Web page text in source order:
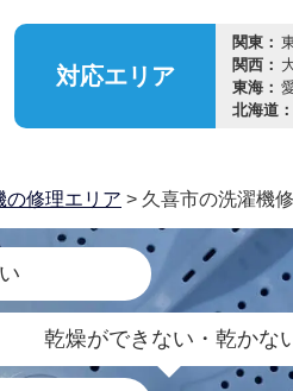
対応エリア
関東：
関西：
東海：
北海道：
の修理エリア > 久喜市の洗濯機
乾燥ができない・乾かな